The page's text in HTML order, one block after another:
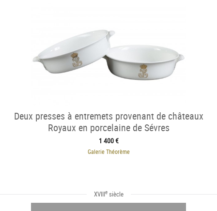
Deux presses à entremets provenant de châteaux
Royaux en porcelaine de Sévres
1 400 €
Galerie Théorème
XVIIIesiècle